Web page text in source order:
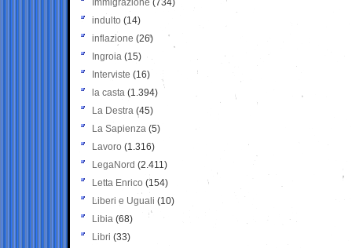
Immigrazione (734)
indulto (14)
inflazione (26)
Ingroia (15)
Interviste (16)
la casta (1.394)
La Destra (45)
La Sapienza (5)
Lavoro (1.316)
LegaNord (2.411)
Letta Enrico (154)
Liberi e Uguali (10)
Libia (68)
Libri (33)